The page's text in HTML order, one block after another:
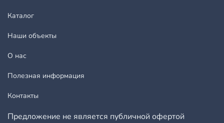
Каталог
Наши объекты
О нас
Полезная информация
Контакты
Предложение не является публичной офертой